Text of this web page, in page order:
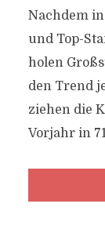
Nachdem
und Top-
holen
den Trend
ziehen die
Vorjahr in